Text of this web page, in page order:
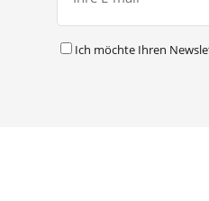
Ich möchte Ihren